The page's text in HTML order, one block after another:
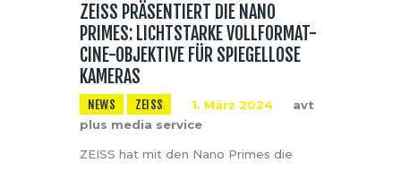
ZEISS PRÄSENTIERT DIE NANO
PRIMES: LICHTSTARKE VOLLFORMAT-
CINE-OBJEKTIVE FÜR SPIEGELLOSE
KAMERAS
NEWS ZEISS 1. März 2024
avt
plus media service
ZEISS hat mit den Nano Primes die